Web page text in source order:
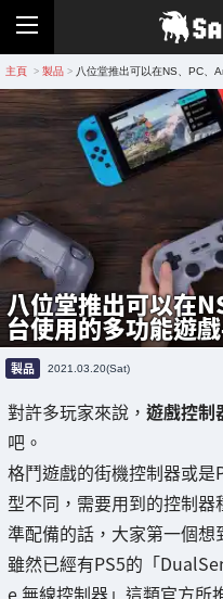
主頁 > 製品 > 八位堂推出可以在NS、PC、
八位堂推出可以在
台使用的多功能遊戲
製品 2021.03.20(Sat)
對許多玩家來說， 遊戲控制
吧。
格鬥遊戲的街機控制器或
型不同，需要用到的控制
準配備的話，大家第一個想
雖然已經有PS5的「
e 無線控制器」這類官方所